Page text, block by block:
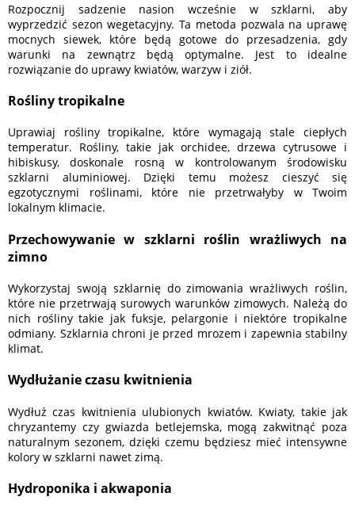
Rozpocznij sadzenie nasion wcześnie w szklarni, aby
wyprzedzić sezon wegetacyjny. Ta metoda pozwala na uprawę
mocnych siewek, które będą gotowe do przesadzenia, gdy
warunki na zewnątrz będą optymalne. Jest to idealne
rozwiązanie do uprawy kwiatów, warzyw i ziół.
Rośliny tropikalne
Uprawiaj rośliny tropikalne, które wymagają stale ciepłych
temperatur. Rośliny, takie jak orchidee, drzewa cytrusowe i
hibiskusy, doskonale rosną w kontrolowanym środowisku
szklarni aluminiowej. Dzięki temu możesz cieszyć się
egzotycznymi roślinami, które nie przetrwałyby w Twoim
lokalnym klimacie.
Przechowywanie w szklarni roślin wrażliwych na
zimno
Wykorzystaj swoją szklarnię do zimowania wrażliwych roślin,
które nie przetrwają surowych warunków zimowych. Należą do
nich rośliny takie jak fuksje, pelargonie i niektóre tropikalne
odmiany. Szklarnia chroni je przed mrozem i zapewnia stabilny
klimat.
Wydłużanie czasu kwitnienia
Wydłuż czas kwitnienia ulubionych kwiatów. Kwiaty, takie jak
chryzantemy czy gwiazda betlejemska, mogą zakwitnąć poza
naturalnym sezonem, dzięki czemu będziesz mieć intensywne
kolory w szklarni nawet zimą.
Hydroponika i akwaponia